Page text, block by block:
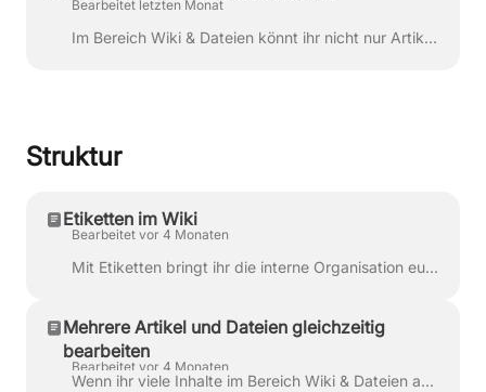
Bearbeitet letzten Monat
Im Bereich Wiki & Dateien könnt ihr nicht nur Artikel erstellen, sondern auch Dateien direkt hochladen und zentral verwalten . Das ist besonders pr...
Struktur
Etiketten im Wiki
Bearbeitet vor 4 Monaten
Mit Etiketten bringt ihr die interne Organisation eurer Wiki-Artikel auf ein neues Level. Sie helfen euch dabei, zusammengehörige Inhalte thematisc...
Mehrere Artikel und Dateien gleichzeitig
bearbeiten
Bearbeitet vor 4 Monaten
Wenn ihr viele Inhalte im Bereich Wiki & Dateien auf einmal anpassen möchtet, könnt ihr dafür die Massenmodifikation nutzen. Das spart besonders d...